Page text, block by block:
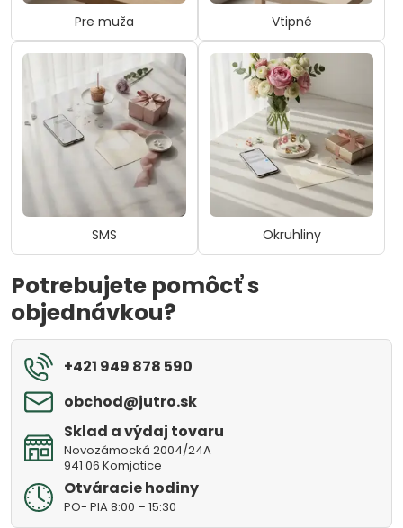
Pre muža Vtipné
SMS Okruhliny
Potrebujete pomôcť s
objednávkou?
+421 949 878 590
obchod​@jutro​.sk
Sklad a výdaj tovaru
Novozámocká 2004/24A
941 06 Komjatice
Otváracie hodiny
PO- PIA 8:00 – 15:30